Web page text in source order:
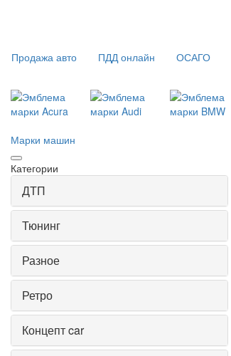
Продажа авто ПДД онлайн ОСАГО
Марки машин
Категории
ДТП
Тюнинг
Разное
Ретро
Концепт car